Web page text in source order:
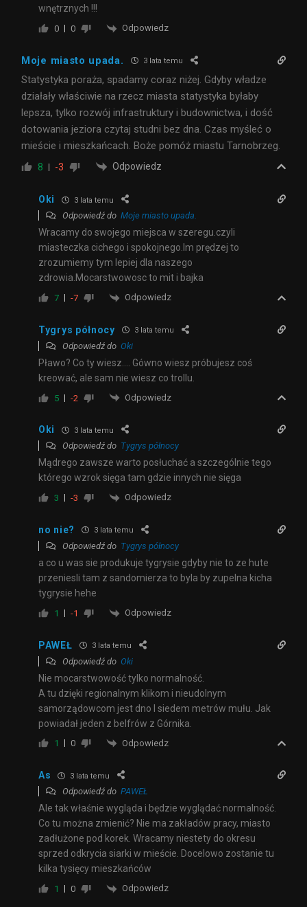
wnętrznych !!!
0 0 Odpowiedz
Moje miasto upada. 3 lata temu
Statystyka poraża, spadamy coraz niżej. Gdyby władze
działały właściwie na rzecz miasta statystyka byłaby
lepsza, tylko rozwój infrastruktury i budownictwa, i dość
dotowania jeziora czytaj studni bez dna. Czas myśleć o
mieście i mieszkańcach. Boże pomóż miastu Tarnobrzeg.
8 -3 Odpowiedz
Oki 3 lata temu
Odpowiedź do Moje miasto upada.
Wracamy do swojego miejsca w szeregu.czyli
miasteczka cichego i spokojnego.Im prędzej to
zrozumiemy tym lepiej dla naszego
zdrowia.Mocarstwowosc to mit i bajka
7 -7 Odpowiedz
Tygrys północy 3 lata temu
Odpowiedź do Oki
Pławo? Co ty wiesz…. Gówno wiesz próbujesz coś
kreować, ale sam nie wiesz co trollu.
5 -2 Odpowiedz
Oki 3 lata temu
Odpowiedź do Tygrys północy
Mądrego zawsze warto posłuchać a szczególnie tego
którego wzrok sięga tam gdzie innych nie sięga
3 -3 Odpowiedz
no nie? 3 lata temu
Odpowiedź do Tygrys północy
a co u was sie produkuje tygrysie gdyby nie to ze hute
przeniesli tam z sandomierza to byla by zupelna kicha
tygrysie hehe
1 -1 Odpowiedz
PAWEŁ 3 lata temu
Odpowiedź do Oki
Nie mocarstwowość tylko normalność.
A tu dzięki regionalnym klikom i nieudolnym
samorządowcom jest dno I siedem metrów mułu. Jak
powiadał jeden z belfrów z Górnika.
1 0 Odpowiedz
As 3 lata temu
Odpowiedź do PAWEŁ
Ale tak właśnie wygląda i będzie wyglądać normalność.
Co tu można zmienić? Nie ma zakładów pracy, miasto
zadłużone pod korek. Wracamy niestety do okresu
sprzed odkrycia siarki w mieście. Docelowo zostanie tu
kilka tysięcy mieszkańców
1 0 Odpowiedz